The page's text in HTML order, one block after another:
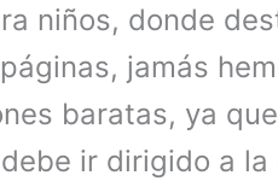
niños, donde
jamás
baratas, ya
ir dirigido a